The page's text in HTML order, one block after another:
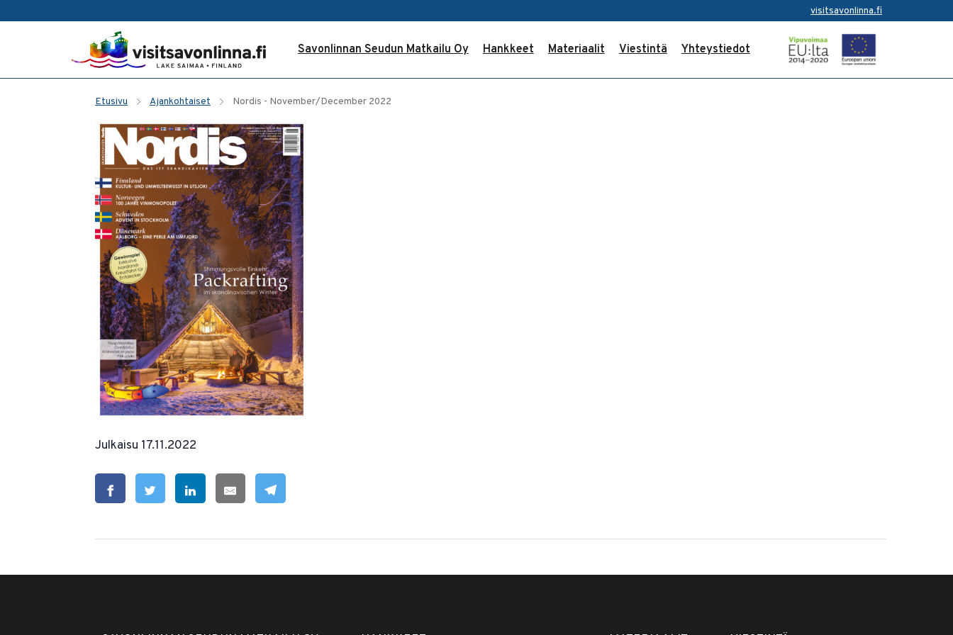
visitsavonlinna.fi
Savonlinnan Seudun Matkailu Oy Hankkeet Materiaalit Viestintä Yhteystiedot
Etusivu Ajankohtaiset Nordis - November/December 2022
Julkaisu 17.11.2022